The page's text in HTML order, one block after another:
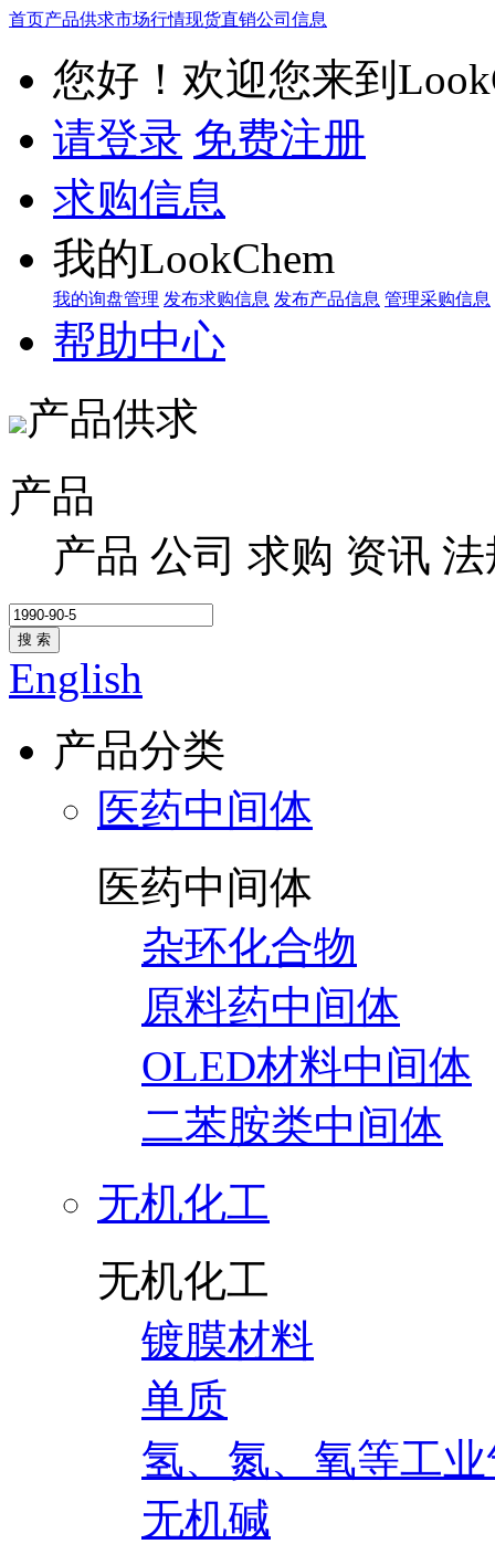
首页产品供求市场行情现货直销公司信息
您好！欢迎您来到
请登录 免费注册
求购信息
我的LookChem
我的询盘管理 发布求购信息 发布产品信息 管理采购信息
帮助中心
产品供求
产品
产品 公司 求购 资讯 法
搜 索
English
产品分类
医药中间体
医药中间体
杂环化合物
原料药中间体
OLED材料中间体
二苯胺类中间体
无机化工
无机化工
镀膜材料
单质
氢、氮、氧等工
无机碱